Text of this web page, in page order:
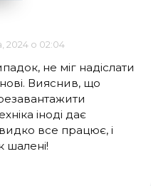
2024 о 02:04
не міг надіслати
Вияснив, що
іноді дає
все працює, і
шалені!